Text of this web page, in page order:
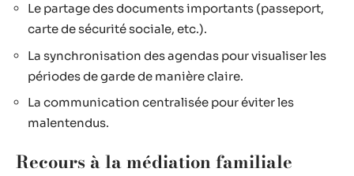
Le partage des documents importants (passeport,
carte de sécurité sociale, etc.).
La synchronisation des agendas pour visualiser les
périodes de garde de manière claire.
La communication centralisée pour éviter les
malentendus.
Recours à la médiation familiale